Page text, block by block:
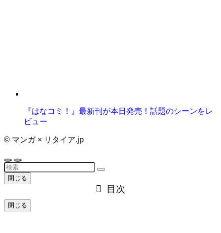
『はなコミ！』最新刊が本日発売！話題のシーンをレ
ビュー
© マンガ × リタイア.jp
閉じる
目次
閉じる